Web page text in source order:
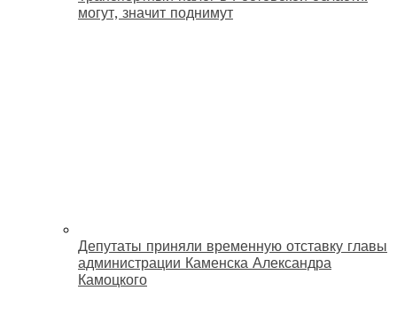
могут, значит поднимут
Депутаты приняли временную отставку главы
администрации Каменска Александра
Камоцкого